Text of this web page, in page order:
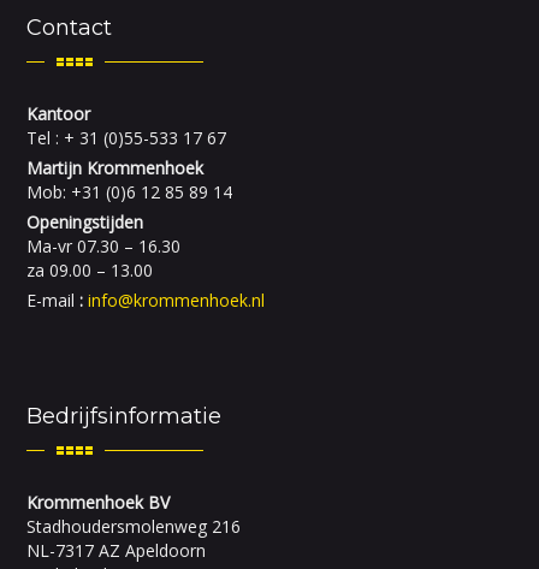
Contact
Kantoor
Tel : + 31 (0)55-533 17 67
Martijn Krommenhoek
Mob: +31 (0)6 12 85 89 14
Openingstijden
Ma-vr 07.30 – 16.30
za 09.00 – 13.00
E-mail :info@krommenhoek.nl
Bedrijfsinformatie
Krommenhoek BV
Stadhoudersmolenweg 216
NL-7317 AZ Apeldoorn